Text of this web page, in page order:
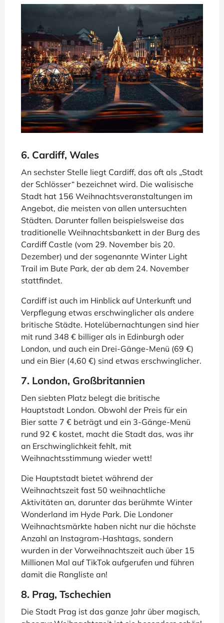
6. Cardiff, Wales
An sechster Stelle liegt Cardiff, das oft als „Stadt
der Schlösser“ bezeichnet wird. Die walisische
Stadt hat 156 Weihnachtsveranstaltungen im
Angebot, die meisten von allen untersuchten
Städten. Darunter fallen beispielsweise das
traditionelle Weihnachtsbankett in der Burg des
Cardiff Castle (vom 29. November bis 20.
Dezember) und der sogenannte Winter Light
Trail im Bute Park, der ab dem 24. November
stattfindet.
Cardiff ist auch im Hinblick auf Unterkunft und
Verpflegung etwas erschwinglicher als andere
britische Städte. Hotelübernachtungen sind hier
mit rund 348 € billiger als in Edinburgh oder
London, und auch ein Drei-Gänge-Menü (69 €)
und ein Bier (4,60 €) sind etwas erschwinglicher.
7. London, Großbritannien
Den siebten Platz belegt die britische
Hauptstadt London. Obwohl der Preis für ein
Bier satte 7 € beträgt und ein 3-Gänge-Menü
rund 92 € kostet, macht die Stadt das, was ihr
an Erschwinglichkeit fehlt, mit
Weihnachtsstimmung wieder wett!
Die Hauptstadt bietet während der
Weihnachtszeit fast 50 weihnachtliche
Aktivitäten an, darunter das berühmte Winter
Wonderland im Hyde Park. Die Londoner
Weihnachtsmärkte haben nicht nur die höchste
Anzahl an Instagram-Hashtags, sondern
wurden in der Vorweihnachtszeit auch über 15
Millionen Mal auf TikTok aufgerufen und führen
damit die Rangliste an!
8. Prag, Tschechien
Die Stadt Prag ist das ganze Jahr über magisch,